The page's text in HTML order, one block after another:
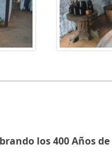
los 400 Años